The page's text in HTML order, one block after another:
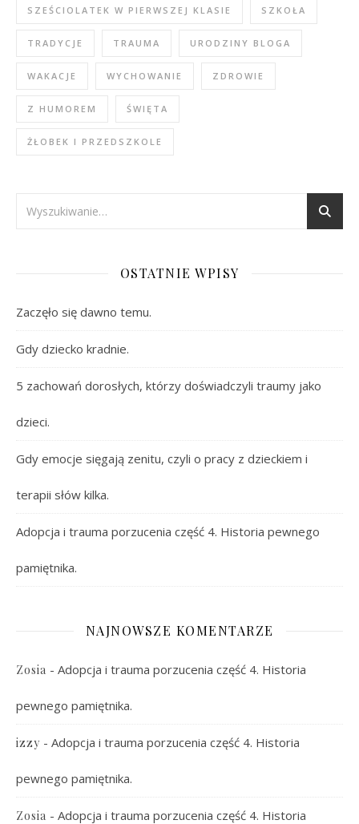
SZEŚCIOLATEK W PIERWSZEJ KLASIE SZKOŁA
TRADYCJE TRAUMA URODZINY BLOGA
WAKACJE WYCHOWANIE ZDROWIE
Z HUMOREM ŚWIĘTA
ŻŁOBEK I PRZEDSZKOLE
OSTATNIE WPISY
Zaczęło się dawno temu.
Gdy dziecko kradnie.
5 zachowań dorosłych, którzy doświadczyli traumy jako
dzieci.
Gdy emocje sięgają zenitu, czyli o pracy z dzieckiem i
terapii słów kilka.
Adopcja i trauma porzucenia część 4. Historia pewnego
pamiętnika.
NAJNOWSZE KOMENTARZE
Zosia - Adopcja i trauma porzucenia część 4. Historia
pewnego pamiętnika.
izzy - Adopcja i trauma porzucenia część 4. Historia
pewnego pamiętnika.
Zosia - Adopcja i trauma porzucenia część 4. Historia